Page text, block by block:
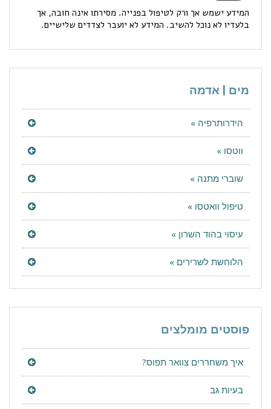
המידע ישמש אך ורק לטיפול בפנייה. מסירתו אינה חובה, אך
בלעדיו לא נוכל להשיב. המידע לא יועבר לצדדים שלישיים.
מים | אדמה
הידרותרפיה »
ווטסו »
שוברי מתנה »
טיפול וואטסו »
עיסוי בהוד השרון »
הלוחשת לשרירים »
פוסטים מומלצים
איך משחררים צוואר תפוס?
בעיות גב